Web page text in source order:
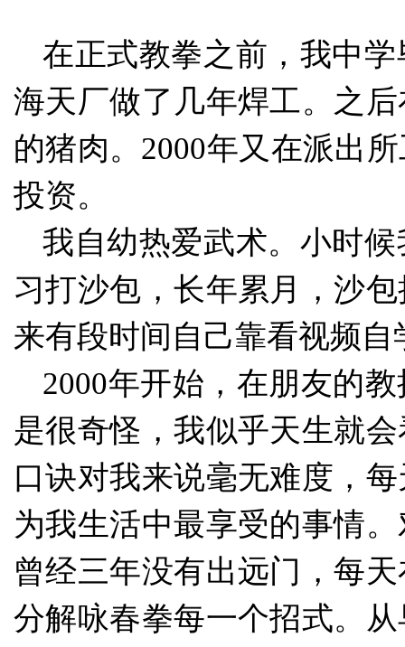
在正式教拳之前，我中
海天厂做了几年焊工。之
的猪肉。 2000年又在派出
投资。
我自幼热爱武术。小时
习打沙包，长年累月，沙
来有段时间自己靠看视频
2000年开始，在朋友的
是很奇怪，我似乎天生就
口诀对我来说毫无难度，
为我生活中最享受的事情
曾经三年没有出远门，每
分解咏春拳每一个招式。